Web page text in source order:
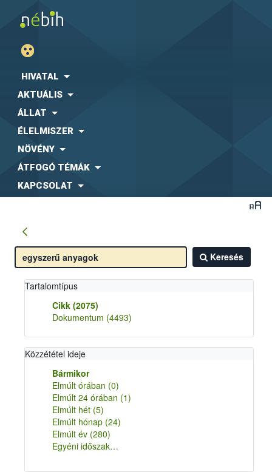
HIVATAL
AKTUÁLIS
ÁLLAT
ÉLELMISZER
NÖVÉNY
ÁTFOGÓ TÉMÁK
KAPCSOLAT
Keresés
Tartalomtípus
Cikk (2075)
Dokumentum (4493)
Közzététel ideje
Bármikor
Elmúlt órában (0)
Elmúlt 24 órában (1)
Elmúlt hét (5)
Elmúlt hónap (24)
Elmúlt év (280)
Egyéni időszak…